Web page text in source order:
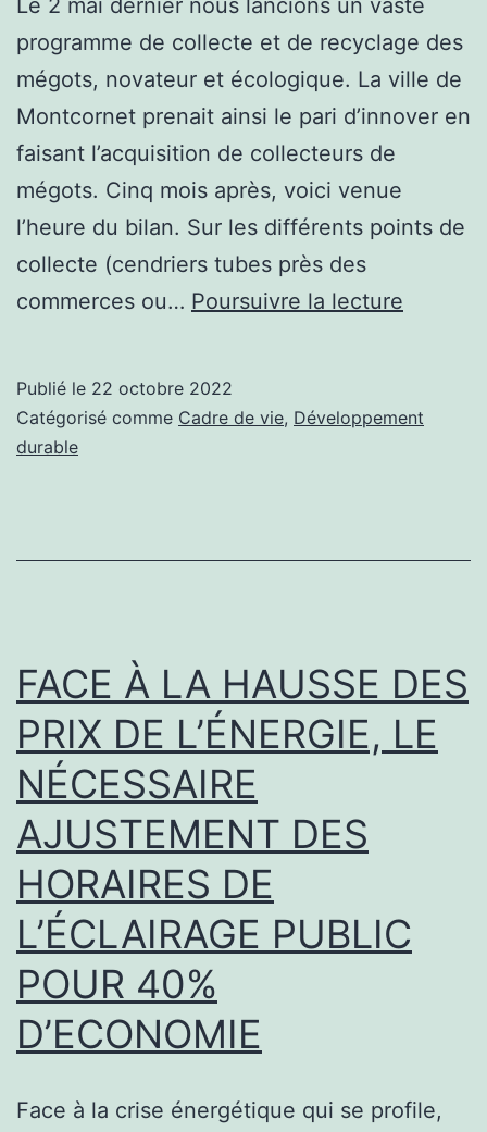
programme de collecte et de recyclage des
mégots, novateur et écologique. La ville de
Montcornet prenait ainsi le pari d’innover en
faisant l’acquisition de collecteurs de
mégots. Cinq mois après, voici venue
l’heure du bilan. Sur les différents points de
collecte (cendriers tubes près des
commerces ou… Poursuivre la lecture
à
Publié le 22 octobre 2022
Catégorisé comme Cadre de vie, Développement
durable
FACE À LA HAUSSE DES
PRIX DE L’ÉNERGIE, LE
NÉCESSAIRE
AJUSTEMENT DES
HORAIRES DE
L’ÉCLAIRAGE PUBLIC
POUR 40%
D’ECONOMIE
Face à la crise énergétique qui se profile,